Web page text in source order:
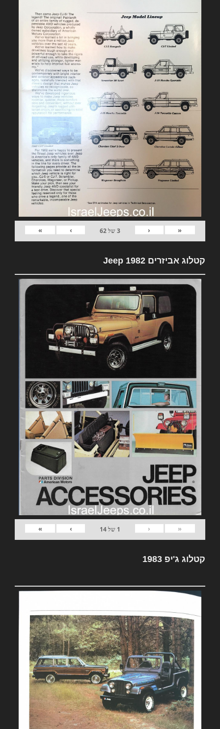
«
‹
3של62
›
»
קטלוג אביזרים 1982 Jeep
«
‹
1 של14
›
»
קטלוג ג'יפ 1983